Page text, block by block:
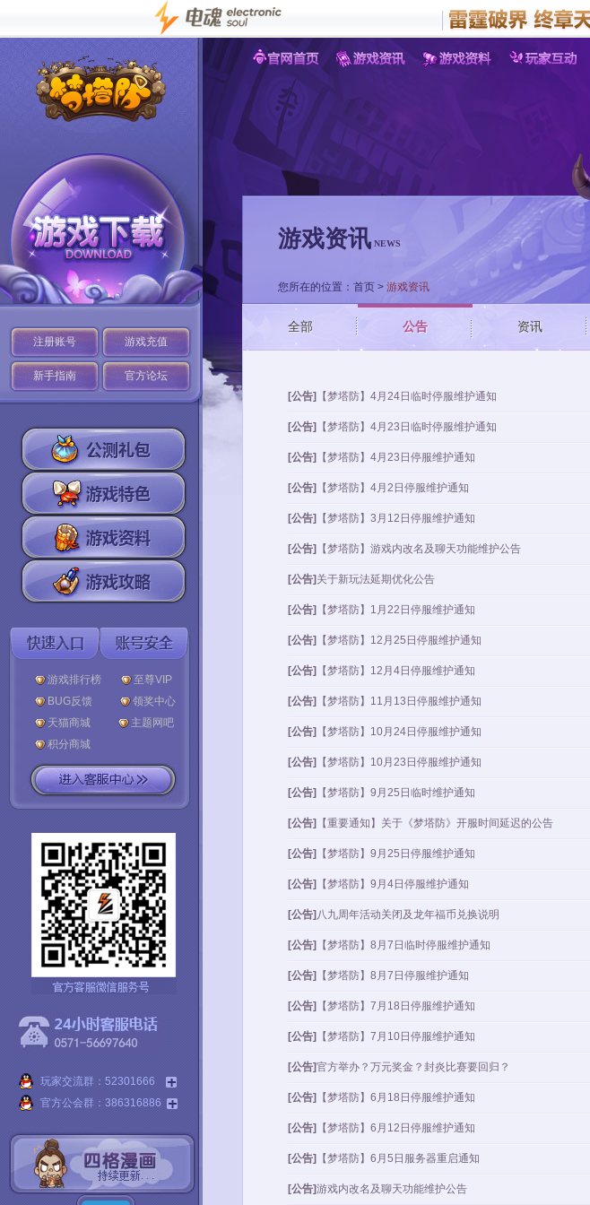
注册账号 游戏充值
新手指南 官方论坛
游戏排行榜
至尊VIP
BUG反馈
领奖中心
天猫商城
主题网吧
积分商城
玩家交流群：52301666
官方公会群：386316886
游戏资讯 NEWS
您所在的位置： 首页 > 游戏资讯
全部 公告 资讯
[公告] 【梦塔防】4月24日临时停服维护通知
[公告] 【梦塔防】4月23日临时停服维护通知
[公告] 【梦塔防】4月23日停服维护通知
[公告] 【梦塔防】4月2日停服维护通知
[公告] 【梦塔防】3月12日停服维护通知
[公告] 【梦塔防】游戏内改名及聊天功能维护公告
[公告] 关于新玩法延期优化公告
[公告] 【梦塔防】1月22日停服维护通知
[公告] 【梦塔防】12月25日停服维护通知
[公告] 【梦塔防】12月4日停服维护通知
[公告] 【梦塔防】11月13日停服维护通知
[公告] 【梦塔防】10月24日停服维护通知
[公告] 【梦塔防】10月23日停服维护通知
[公告] 【梦塔防】9月25日临时维护通知
[公告] 【重要通知】关于《梦塔防》开服时间延迟的公告
[公告] 【梦塔防】9月25日停服维护通知
[公告] 【梦塔防】9月4日停服维护通知
[公告] 八九周年活动关闭及龙年福币兑换说明
[公告] 【梦塔防】8月7日临时停服维护通知
[公告] 【梦塔防】8月7日停服维护通知
[公告] 【梦塔防】7月18日停服维护通知
[公告] 【梦塔防】7月10日停服维护通知
[公告]官方举办？万元奖金？封炎比赛要回归？
[公告] 【梦塔防】6月18日停服维护通知
[公告] 【梦塔防】6月12日停服维护通知
[公告] 【梦塔防】6月5日服务器重启通知
[公告]游戏内改名及聊天功能维护公告